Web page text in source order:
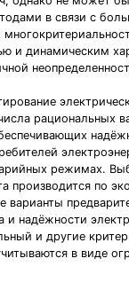
в связи с
и динамическим
рациональных
режимах.
производится по
варианты
и надёжности
и другие
в виде